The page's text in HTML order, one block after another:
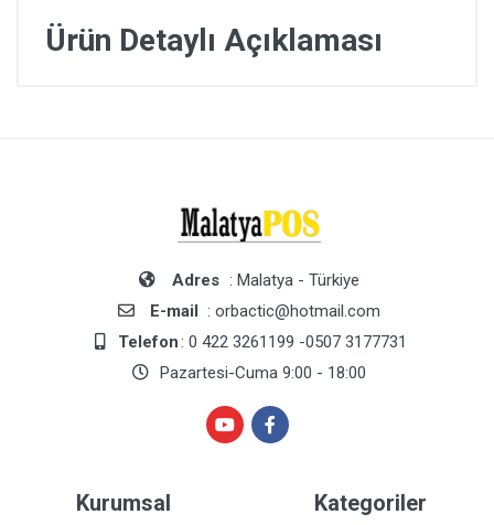
Ürün Detaylı Açıklaması
Adres : Malatya - Türkiye
E-mail : orbactic@hotmail.com
Telefon: 0 422 3261199 -0507 3177731
Pazartesi-Cuma 9:00 - 18:00
Kurumsal Kategoriler